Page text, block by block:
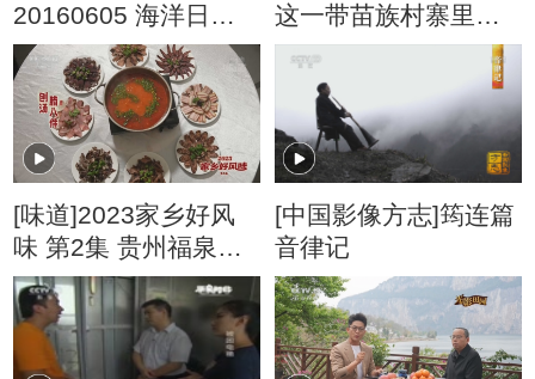
20160605 海洋日特
别节目·生命之源
这一带苗族村寨里芦
笙制作艺人
[味道]2023家乡好风
味 第2集 贵州福泉篇
新鲜猪肉如何变成苗
族村寨里的迎新年美
食刨汤腊八件
[中国影像方志]筠连篇
音律记